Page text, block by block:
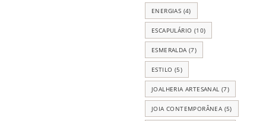
ENERGIAS (4)
ESCAPULÁRIO (10)
ESMERALDA (7)
ESTILO (5)
JOALHERIA ARTESANAL (7)
JOIA CONTEMPORÂNEA (5)